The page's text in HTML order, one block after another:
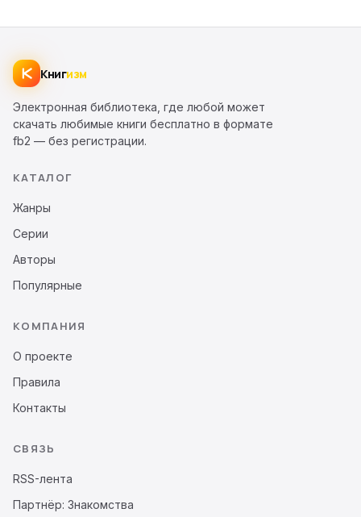
Книгизм
Электронная библиотека, где любой может
скачать любимые книги бесплатно в формате
fb2 — без регистрации.
КАТАЛОГ
Жанры
Серии
Авторы
Популярные
КОМПАНИЯ
О проекте
Правила
Контакты
СВЯЗЬ
RSS-лента
Партнёр: Знакомства